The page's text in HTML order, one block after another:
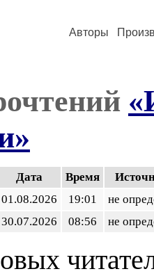
Авторы
Дата Время
01.08.2026 19:01
не
30.07.2026 08:56 не